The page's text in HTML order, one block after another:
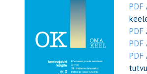
PDF
PDF
PDF
PDF